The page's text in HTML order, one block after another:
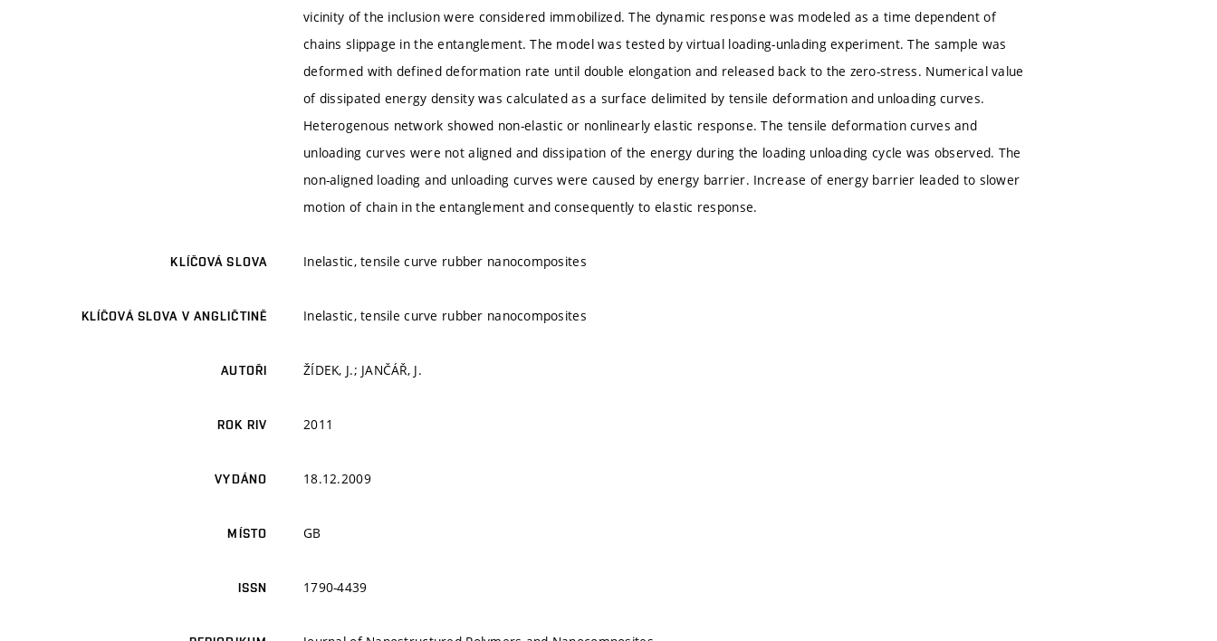
vicinity of the inclusion were considered immobilized. The dynamic response was modeled as a time dependent of
chains slippage in the entanglement. The model was tested by virtual loading-unlading experiment. The sample was
deformed with defined deformation rate until double elongation and released back to the zero-stress. Numerical value
of dissipated energy density was calculated as a surface delimited by tensile deformation and unloading curves.
Heterogenous network showed non-elastic or nonlinearly elastic response. The tensile deformation curves and
unloading curves were not aligned and dissipation of the energy during the loading unloading cycle was observed. The
non-aligned loading and unloading curves were caused by energy barrier. Increase of energy barrier leaded to slower
motion of chain in the entanglement and consequently to elastic response.
KLÍČOVÁ SLOVA Inelastic, tensile curve rubber nanocomposites
KLÍČOVÁ SLOVA V ANGLIČTINĚ Inelastic, tensile curve rubber nanocomposites
AUTOŘI ŽÍDEK, J.; JANČÁŘ, J.
ROK RIV 2011
VYDÁNO 18.12.2009
MÍSTO GB
ISSN 1790-4439